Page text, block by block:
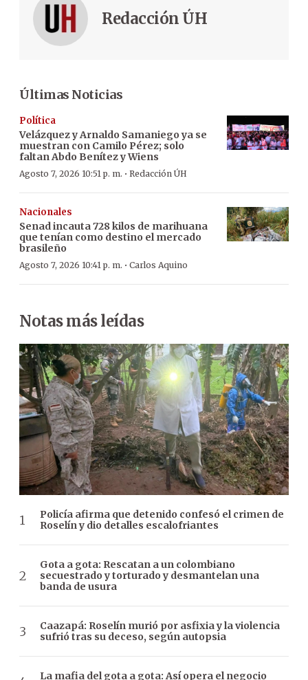
Redacción ÚH
Últimas Noticias
Política
Velázquez y Arnaldo Samaniego ya se
muestran con Camilo Pérez; solo
faltan Abdo Benítez y Wiens
Agosto 7, 2026 10:51 p. m. · Redacción ÚH
Nacionales
Senad incauta 728 kilos de marihuana
que tenían como destino el mercado
brasileño
Agosto 7, 2026 10:41 p. m. · Carlos Aquino
Notas más leídas
Policía afirma que detenido confesó el crimen de
Roselín y dio detalles escalofriantes
Gota a gota: Rescatan a un colombiano
secuestrado y torturado y desmantelan una
banda de usura
Caazapá: Roselín murió por asfixia y la violencia
sufrió tras su deceso, según autopsia
La mafia del gota a gota: Así opera el negocio